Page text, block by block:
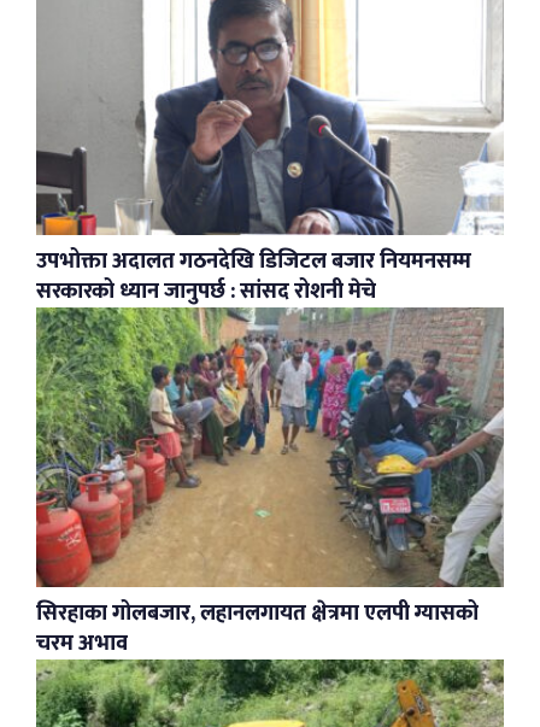
उपभोक्ता अदालत गठनदेखि डिजिटल बजार नियमनसम्म
सरकारको ध्यान जानुपर्छ : सांसद रोशनी मेचे
सिरहाका गोलबजार, लहानलगायत क्षेत्रमा एलपी ग्यासको
चरम अभाव